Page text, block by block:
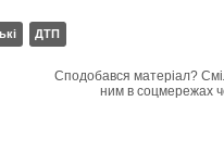
ДТП
Сподобався матеріал?
ним в соцмережах